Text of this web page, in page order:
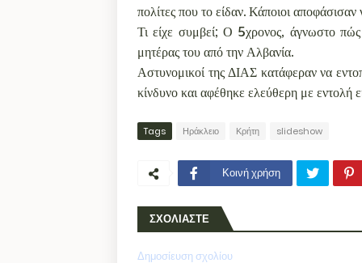
πολίτες που το είδαν. Κάποιοι
Τι είχε συμβεί; Ο 5χρονος, άγνωστο
μητέρας του από την Αλβανία.
Αστυνομικοί της ΔΙΑΣ κατάφεραν να
κίνδυνο και αφέθηκε ελεύθερη με εντολή
Tags Ηράκλειο Κρήτη slideshow
Κοινή χρήση
ΣΧΟΛΙΑΣΤΕ
Δημοσίευση σχολίου